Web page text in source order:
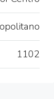
1102